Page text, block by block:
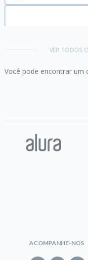
Trilha
Amazon
VER TODOS
Você pode encontrar um
ACOMPANHE-NOS